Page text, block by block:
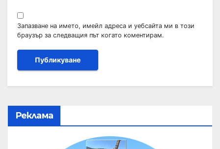
Запазване на името, имейл адреса и уебсайта ми в този
браузър за следващия път когато коментирам.
Реклама